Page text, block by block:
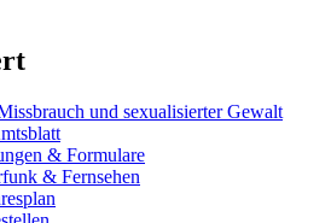
und sexualisierter Gewalt
& Formulare
& Fernsehen